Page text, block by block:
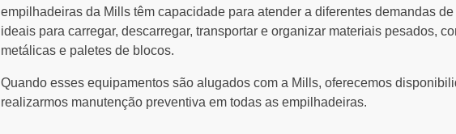
empilhadeiras da Mills têm capacidade para atender a diferentes demandas
ideais para carregar, descarregar, transportar e organizar materiais pesados,
metálicas e paletes de blocos.
Quando esses equipamentos são alugados com a Mills, oferecemos
realizarmos manutenção preventiva em todas as empilhadeiras.